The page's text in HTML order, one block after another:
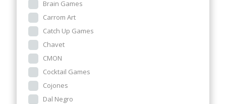
Brain Games
Carrom Art
Catch Up Games
Chavet
CMON
Cocktail Games
Cojones
Dal Negro